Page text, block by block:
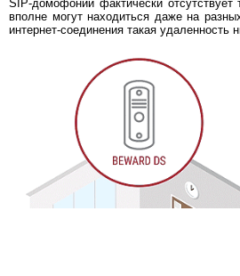
SIP-домофонии фактически
вполне могут находиться даже на
интернет-соединения такая удаленность